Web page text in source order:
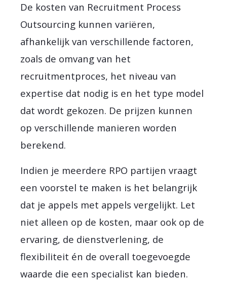
De kosten van Recruitment Process
Outsourcing kunnen variëren,
afhankelijk van verschillende factoren,
zoals de omvang van het
recruitmentproces, het niveau van
expertise dat nodig is en het type model
dat wordt gekozen. De prijzen kunnen
op verschillende manieren worden
berekend.
Indien je meerdere RPO partijen vraagt
een voorstel te maken is het belangrijk
dat je appels met appels vergelijkt. Let
niet alleen op de kosten, maar ook op de
ervaring, de dienstverlening, de
flexibiliteit én de overall toegevoegde
waarde die een specialist kan bieden.